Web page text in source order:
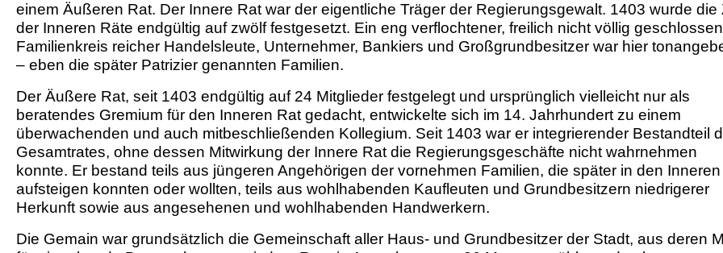
einem Äußeren Rat. Der Innere Rat war der eigentliche Träger der Regierungsgewalt. 1403 wurde die
der Inneren Räte endgültig auf zwölf festgesetzt. Ein eng verflochtener, freilich nicht völlig
Familienkreis reicher Handelsleute, Unternehmer, Bankiers und Großgrundbesitzer war hier
– eben die später Patrizier genannten Familien.
Der Äußere Rat, seit 1403 endgültig auf 24 Mitglieder festgelegt und ursprünglich vielleicht nur als
beratendes Gremium für den Inneren Rat gedacht, entwickelte sich im 14. Jahrhundert zu einem
überwachenden und auch mitbeschließenden Kollegium. Seit 1403 war er integrierender Bestandteil
Gesamtrates, ohne dessen Mitwirkung der Innere Rat die Regierungsgeschäfte nicht wahrnehmen
konnte. Er bestand teils aus jüngeren Angehörigen der vornehmen Familien, die später in den
aufsteigen konnten oder wollten, teils aus wohlhabenden Kaufleuten und Grundbesitzern niedrigerer
Herkunft sowie aus angesehenen und wohlhabenden Handwerkern.
Die Gemain war grundsätzlich die Gemeinschaft aller Haus- und Grundbesitzer der Stadt, aus deren